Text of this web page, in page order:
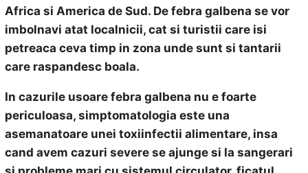
Africa si America de Sud. De febra galbena se vor
imbolnavi atat localnicii, cat si turistii care isi
petreaca ceva timp in zona unde sunt si tantarii
care raspandesc boala.
In cazurile usoare febra galbena nu e foarte
periculoasa, simptomatologia este una
asemanatoare unei toxiinfectii alimentare, insa
cand avem cazuri severe se ajunge si la sangerari